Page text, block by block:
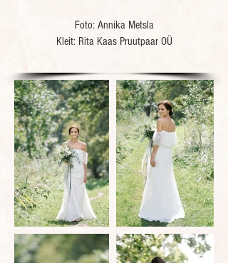
Foto: Annika Metsla
Kleit: Rita Kaas Pruutpaar OÜ